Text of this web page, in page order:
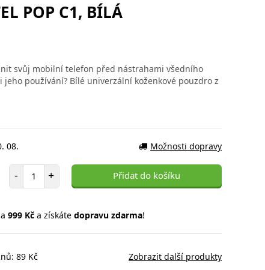
POP C1, BÍLÁ
svůj mobilní telefon před nástrahami všedního
používání? Bílé univerzální koženkové pouzdro z
08. Možnosti dopravy
- Počet položek
+ Přidat do košíku
999 Kča získáte dopravu zdarma!
89 Kč Zobrazit další produkty